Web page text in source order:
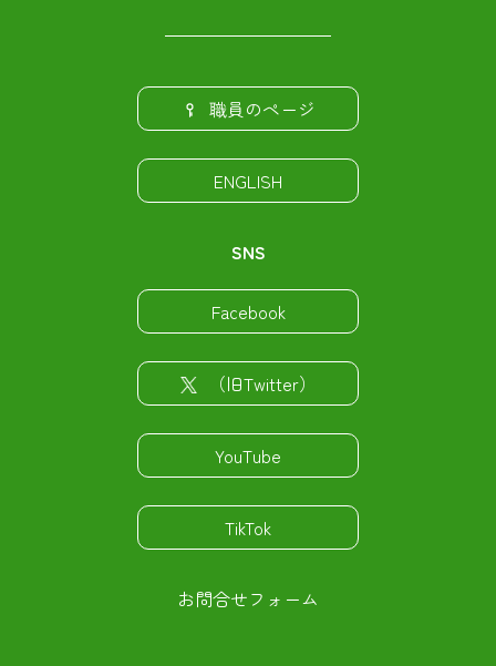
職員のページ
ENGLISH
SNS
Facebook
（旧Twitter）
YouTube
TikTok
お問合せフォーム